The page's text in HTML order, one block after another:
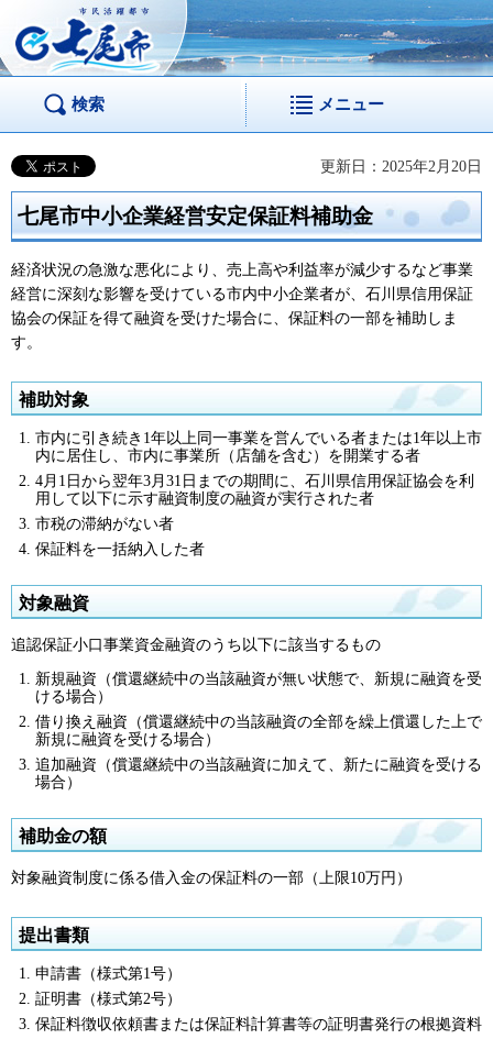
市民活躍都市 七尾
市
検索 メニュー
更新日：2025年2月20日
七尾市中小企業経営安定保証料補助金
経済状況の急激な悪化により、売上高や利益率が減少するなど事業
経営に深刻な影響を受けている市内中小企業者が、石川県信用保証
協会の保証を得て融資を受けた場合に、保証料の一部を補助しま
す。
補助対象
市内に引き続き1年以上同一事業を営んでいる者または1年以上市
内に居住し、市内に事業所（店舗を含む）を開業する者
4月1日から翌年3月31日までの期間に、石川県信用保証協会を利
用して以下に示す融資制度の融資が実行された者
市税の滞納がない者
保証料を一括納入した者
対象融資
追認保証小口事業資金融資のうち以下に該当するもの
新規融資（償還継続中の当該融資が無い状態で、新規に融資を受
ける場合）
借り換え融資（償還継続中の当該融資の全部を繰上償還した上で
新規に融資を受ける場合）
追加融資（償還継続中の当該融資に加えて、新たに融資を受ける
場合）
補助金の額
対象融資制度に係る借入金の保証料の一部（上限10万円）
提出書類
申請書（様式第1号）
証明書（様式第2号）
保証料徴収依頼書または保証料計算書等の証明書発行の根拠資料